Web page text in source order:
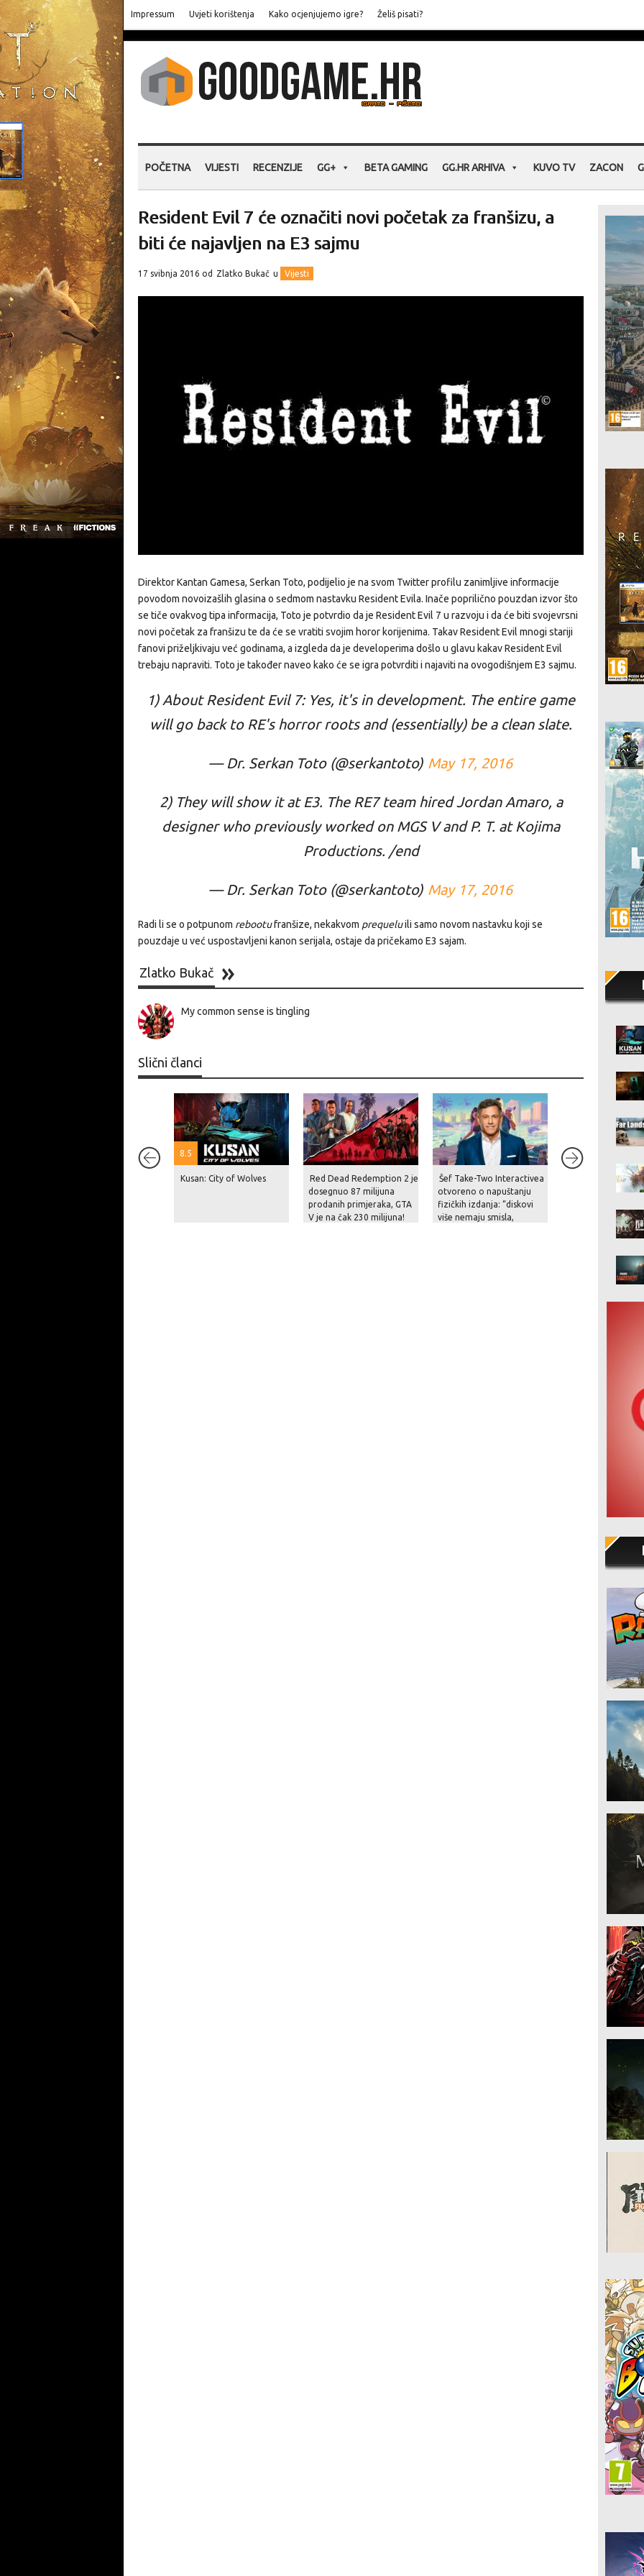
Impressum Uvjeti korištenja Kako ocjenjujemo igre? Želiš pisati?
POČETNA VIJESTI RECENZIJE GG+ BETA GAMING GG.HR ARHIVA KUVO TV ZACON
Resident Evil 7 će označiti novi početak za franšizu, a
biti će najavljen na E3 sajmu
17 svibnja 2016 od Zlatko Bukač u Vijesti
Direktor Kantan Gamesa, Serkan Toto, podijelio je na svom Twitter profilu zanimljive informacije
povodom novoizašlih glasina o sedmom nastavku Resident Evila. Inače poprilično pouzdan izvor što
se tiče ovakvog tipa informacija, Toto je potvrdio da je Resident Evil 7 u razvoju i da će biti svojevrsni
novi početak za franšizu te da će se vratiti svojim horor korijenima. Takav Resident Evil mnogi stariji
fanovi priželjkivaju već godinama, a izgleda da je developerima došlo u glavu kakav Resident Evil
trebaju napraviti. Toto je također naveo kako će se igra potvrditi i najaviti na ovogodišnjem E3 sajmu.
1) About Resident Evil 7: Yes, it's in development. The entire game
will go back to RE's horror roots and (essentially) be a clean slate.
— Dr. Serkan Toto (@serkantoto) May 17, 2016
2) They will show it at E3. The RE7 team hired Jordan Amaro, a
designer who previously worked on MGS V and P. T. at Kojima
Productions. /end
— Dr. Serkan Toto (@serkantoto) May 17, 2016
Radi li se o potpunom rebootufranšize, nekakvom prequeluili samo novom nastavku koji se
pouzdaje u već uspostavljeni kanon serijala, ostaje da pričekamo E3 sajam.
Zlatko Bukač
My common sense is tingling
Slični članci
8.5
Kusan: City of Wolves
Red Dead Redemption 2 je
dosegnuo 87 milijuna
prodanih primjeraka, GTA
V je na čak 230 milijuna!
Šef Take-Two Interactivea
otvoreno o napuštanju
fizičkih izdanja: “diskovi
više nemaju smisla,
[LIVESTREAM]:
nama uživo THQ